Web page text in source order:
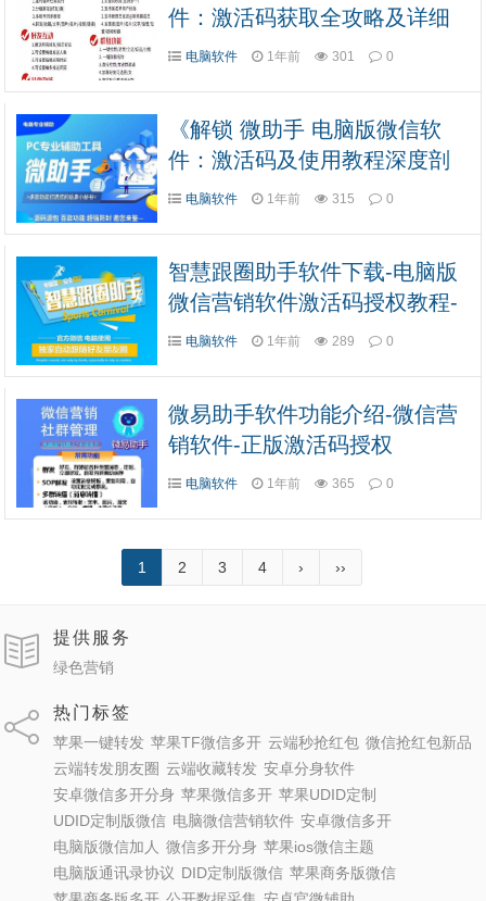
件：激活码获取全攻略及详细
使用教程》
电脑软件 1年前 301 0
《解锁 微助手 电脑版微信软
件：激活码及使用教程深度剖
析》
电脑软件 1年前 315 0
智慧跟圈助手软件下载-电脑版
微信营销软件激活码授权教程-
智慧跟圈助手新版下载
电脑软件 1年前 289 0
微易助手软件功能介绍-微信营
销软件-正版激活码授权
电脑软件 1年前 365 0
1 2 3 4 › ››
提供服务
绿色营销
热门标签
苹果一键转发 苹果TF微信多开 云端秒抢红包 微信抢红包新品
云端转发朋友圈 云端收藏转发 安卓分身软件
安卓微信多开分身 苹果微信多开 苹果UDID定制
UDID定制版微信 电脑微信营销软件 安卓微信多开
电脑版微信加人 微信多开分身 苹果ios微信主题
电脑版通讯录协议 DID定制版微信 苹果商务版微信